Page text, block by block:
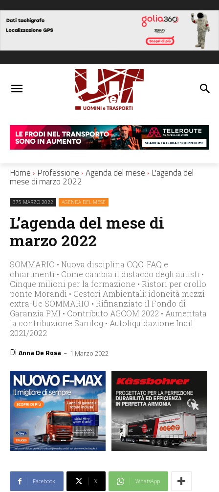
Home Professione Agenda del mese L'agenda del
mese di marzo 2022
375 MARZO 2022 AGENDA DEL MESE
L’agenda del mese di
marzo 2022
SOMMARIO • Nuova disciplina CQC: FAQ e
chiarimenti • Come cambia il distacco degli autisti •
Cinque milioni per la formazione • Ristori per crollo
ponte Morandi • Gestori Ambientali: idoneità mezzi
extra-Ue SOMMARIO • Rifinanziato il Fondo di
Garanzia PMI • Contributo AGCOM 2022 • Aumentata
la contribuzione Sanilog • Autoliquidazione Inail
2021/2022
Di Anna De Rosa - 1 Marzo 2022
Facebook X WhatsApp